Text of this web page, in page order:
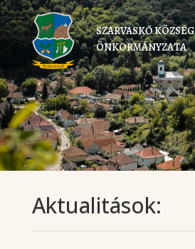
SZARVASKŐ KÖZSÉG
ÖNKORMÁNYZATA
Aktualitások: